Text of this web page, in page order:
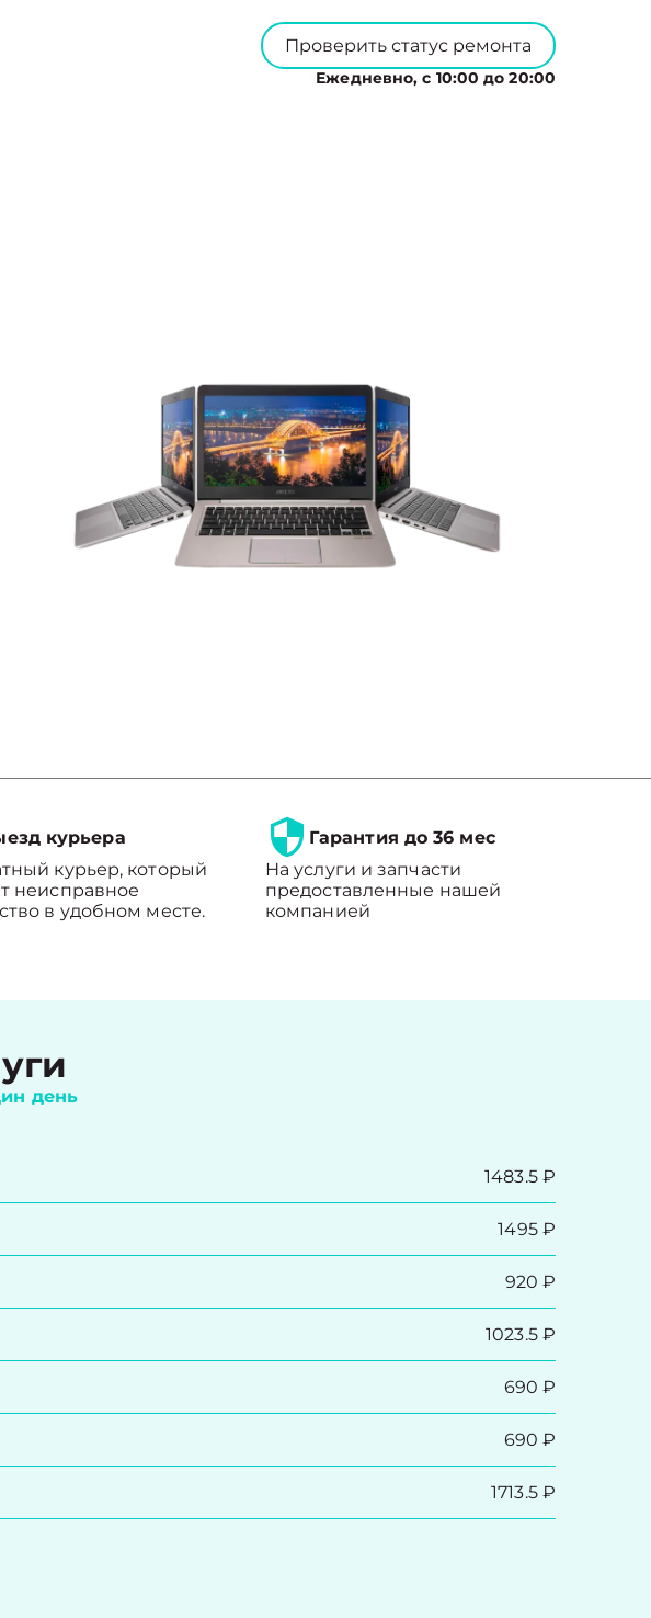
Проверить статус ремонта
Ежедневно, с 10:00 до 20:00
курьера
курьер, который
неисправное
в удобном месте.
Гарантия до 36 мес
На услуги и запчасти
предоставленные нашей
компанией
день
1483.5 ₽
1495 ₽
920 ₽
1023.5 ₽
690 ₽
690 ₽
1713.5 ₽